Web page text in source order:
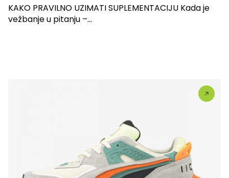
KAKO PRAVILNO UZIMATI SUPLEMENTACIJU Kada je
vežbanje u pitanju –...